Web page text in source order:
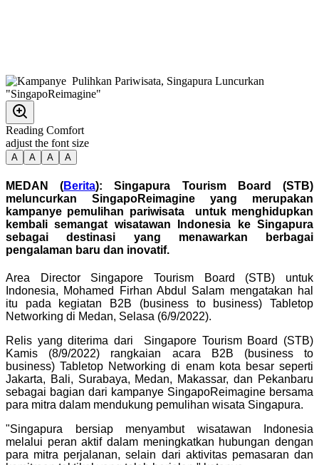
Reading Comfort
adjust the font size
A A A A
MEDAN (Berita): Singapura Tourism Board (STB)
meluncurkan SingapoReimagine yang merupakan
kampanye pemulihan pariwisata untuk menghidupkan
kembali semangat wisatawan Indonesia ke Singapura
sebagai destinasi yang menawarkan berbagai
pengalaman baru dan inovatif.
Area Director Singapore Tourism Board (STB) untuk
Indonesia, Mohamed Firhan Abdul Salam mengatakan hal
itu pada kegiatan B2B (business to business) Tabletop
Networking di Medan, Selasa (6/9/2022).
Relis yang diterima dari Singapore Tourism Board (STB)
Kamis (8/9/2022) rangkaian acara B2B (business to
business) Tabletop Networking di enam kota besar seperti
Jakarta, Bali, Surabaya, Medan, Makassar, dan Pekanbaru
sebagai bagian dari kampanye SingapoReimagine bersama
para mitra dalam mendukung pemulihan wisata Singapura.
"Singapura bersiap menyambut wisatawan Indonesia
melalui peran aktif dalam meningkatkan hubungan dengan
para mitra perjalanan, selain dari aktivitas pemasaran dan